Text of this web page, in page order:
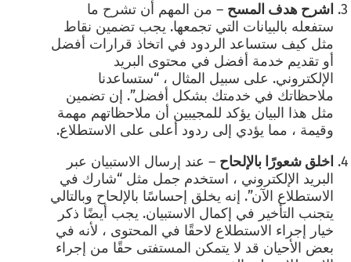
اشرح هدف المسح – من المهم أن تشرح ما
ستفعله بالبيانات التي تجمعها. يجب تضمين نقاط
مثل كيف ستساعد الردود في اتخاذ قرارات أفضل
أو تقديم خدمة أفضل في محتوى البريد
الإلكتروني. على سبيل المثال ، “ستساعدنا
ملاحظاتك في خدمتك بشكل أفضل”. إن تضمين
مثل هذا البيان يؤكد للمجيبين أن ملاحظاتهم مهمة
وقيمة ، مما يؤدي إلى ردود أعلى على الاستطلاع.
اخلق شعورًا بالإلحاح – عند إرسال الاستبيان عبر
البريد الإلكتروني ، استخدم جمل مثل “شارك في
الاستطلاع الآن”. إنه يخلق إحساسًا بالإلحاح وبالتالي
يتجنب التأخير في إكمال الاستبيان. يجب أيضًا ذكر
خيار إجراء الاستطلاع لاحقًا في المحتوى ، لأنه في
بعض الأحيان قد لا يتمكن المستفتى حقًا من إجراء